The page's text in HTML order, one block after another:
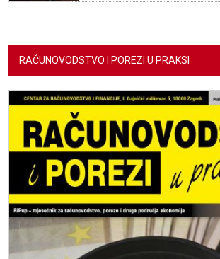
RAČUNOVODSTVO I POREZI U PRAKSI